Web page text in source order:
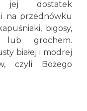
jej dostatek
i na przednówku
bigosy,
lub grochem.
białej i modrej
czyli Bożego